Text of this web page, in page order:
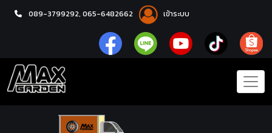
089-3799292, 065-6482662 เข้าระบบ
หน้าแรก